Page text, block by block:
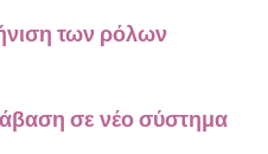
των ρόλων
σε νέο σύστημα